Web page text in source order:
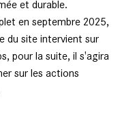
et durable.
en septembre 2025,
du site intervient sur
pour la suite, il s'agira
sur les actions